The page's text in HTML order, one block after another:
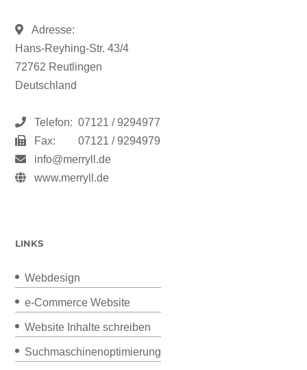
Adresse:
Hans-Reyhing-Str. 43/4
72762 Reutlingen
Deutschland
Telefon: 07121 / 9294977
Fax:
07121 / 9294979
info@merryll.de
www.merryll.de
LINKS
Webdesign
e-Commerce Website
Website Inhalte schreiben
Suchmaschinenoptimierung